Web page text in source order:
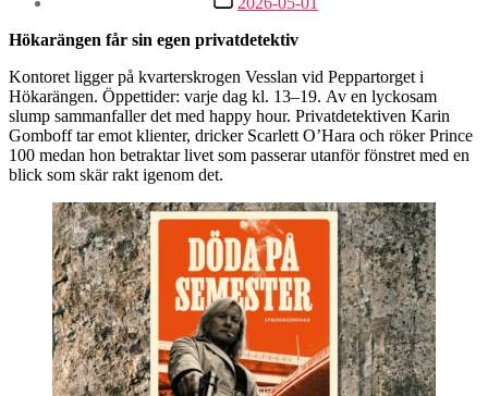
Hökarängen får sin egen privatdetektiv
Kontoret ligger på kvarterskrogen Vesslan vid Peppartorget i
Hökarängen. Öppettider: varje dag kl. 13–19. Av en lyckosam
slump sammanfaller det med happy hour. Privatdetektiven Karin
Gomboff tar emot klienter, dricker Scarlett O’Hara och röker Prince
100 medan hon betraktar livet som passerar utanför fönstret med en
blick som skär rakt igenom det.